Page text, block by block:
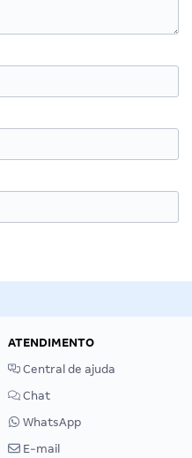
ATENDIMENTO
Central de ajuda
Chat
WhatsApp
E-mail